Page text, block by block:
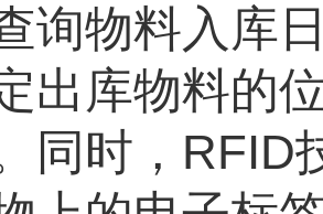
询物料入库
出库物料的
同时，RFID